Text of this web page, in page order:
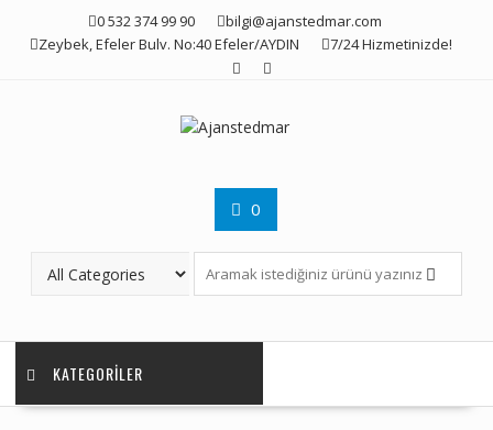
0 532 374 99 90
bilgi@ajanstedmar.com
Zeybek, Efeler Bulv. No:40 Efeler/AYDIN
7/24 Hizmetinizde!
0
KATEGORILER